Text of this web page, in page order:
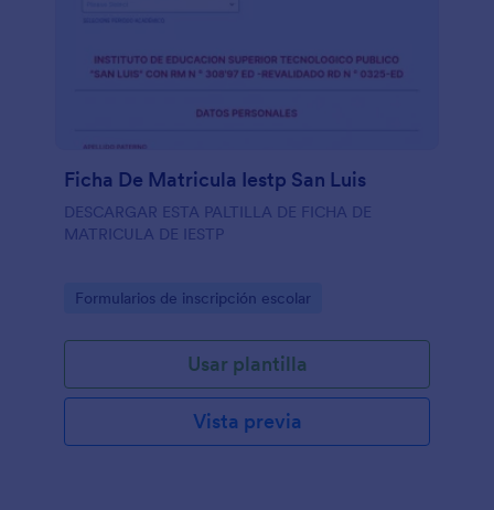
Ficha De Matricula Iestp San Luis
DESCARGAR ESTA PALTILLA DE FICHA DE
MATRICULA DE IESTP
Go to Category:
Formularios de inscripción escolar
Usar plantilla
Vista previa